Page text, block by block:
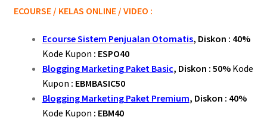
ECOURSE / KELAS ONLINE / VIDEO :
Ecourse Sistem Penjualan Otomatis, Diskon : 40%
Kode Kupon : ESPO40
Blogging Marketing Paket Basic, Diskon : 50% Kode
Kupon : EBMBASIC50
Blogging Marketing Paket Premium, Diskon : 40%
Kode Kupon : EBM40